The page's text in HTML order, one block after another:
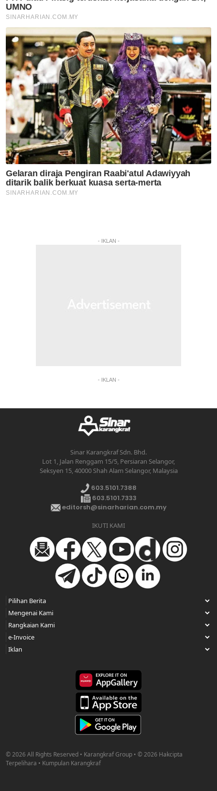
- IKLAN -
- IKLAN -
Sinar Karangkraf Sdn. Bhd.
Lot 1, Jalan Renggam 15/5, Persiaran Selangor,
Seksyen 15, 40000 Shah Alam Selangor, Malaysia
603.5101.7388
603.5101.7333
editorsh@sinarharian.com.my
IKUTI KAMI
© 2026 All Rights Reserved • Karangkraf Group • © 2026 Hakcipta
Terpelihara • Kumpulan Karangkraf